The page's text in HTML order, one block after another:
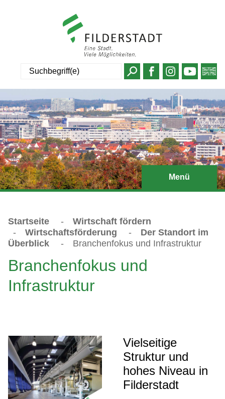
Menü
Startseite -
Wirtschaft fördern
-
Wirtschaftsförderung -
Der Standort im
Überblick
- Branchenfokus und Infrastruktur
Branchenfokus und
Infrastruktur
Vielseitige
Struktur und
hohes Niveau in
Filderstadt